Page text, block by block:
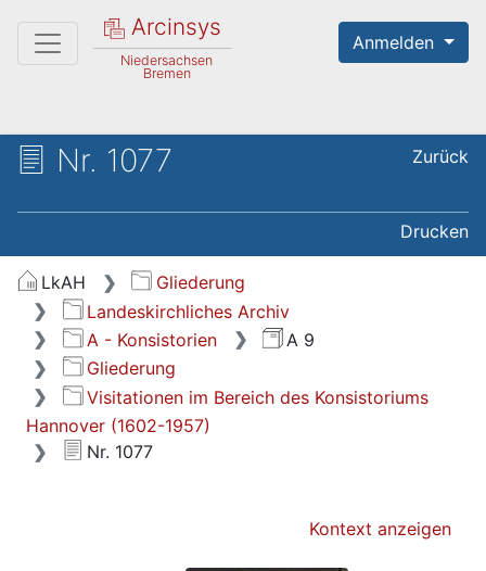
Arcinsys
Niedersachsen
Bremen
Anmelden
Nr. 1077 Zurück
Drucken
LkAH
Gliederung
Landeskirchliches Archiv
A - Konsistorien
A 9
Gliederung
Visitationen im Bereich des Konsistoriums
Hannover (1602-1957)
Nr. 1077
Kontext anzeigen